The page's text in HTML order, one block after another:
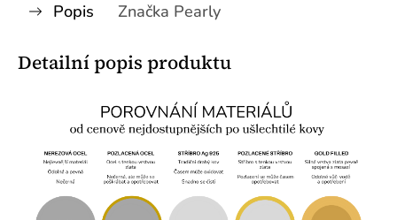
Popis Značka Pearly
Detailní popis produktu